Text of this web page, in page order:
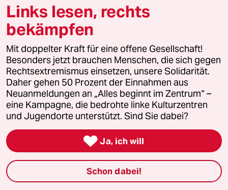
Podcast
bundestalk
fernverbindung
klima update°
Mauerecho
Freie Rede
reingehen
Links lesen, rechts
bekämpfen
Mit doppelter Kraft für eine offene Gesellschaft!
Besonders jetzt brauchen Menschen, die sich gegen
Rechtsextremismus einsetzen, unsere Solidarität.
Daher gehen 50 Prozent der Einnahmen aus
Neuanmeldungen an „Alles beginnt im Zentrum“ –
eine Kampagne, die bedrohte linke Kulturzentren
und Jugendorte unterstützt. Sind Sie dabei?
 Ja, ich will
Schon dabei!